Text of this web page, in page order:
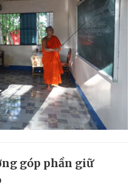
góp phần giữ